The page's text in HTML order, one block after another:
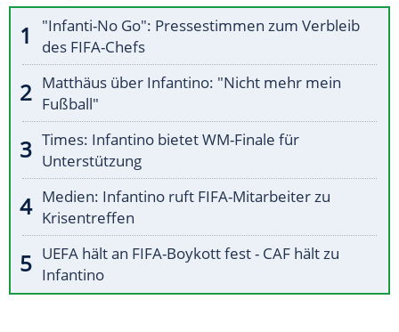
"Infanti-No Go": Pressestimmen zum Verbleib
des FIFA-Chefs
Matthäus über Infantino: "Nicht mehr mein
Fußball"
Times: Infantino bietet WM-Finale für
Unterstützung
Medien: Infantino ruft FIFA-Mitarbeiter zu
Krisentreffen
UEFA hält an FIFA-Boykott fest - CAF hält zu
Infantino